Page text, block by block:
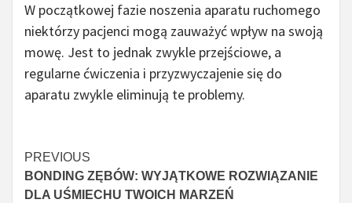
W początkowej fazie noszenia aparatu ruchomego
niektórzy pacjenci mogą zauważyć wpływ na swoją
mowę. Jest to jednak zwykle przejściowe, a
regularne ćwiczenia i przyzwyczajenie się do
aparatu zwykle eliminują te problemy.
Czytaj
więcej
PREVIOUS
BONDING ZĘBÓW: WYJĄTKOWE ROZWIĄZANIE
DLA UŚMIECHU TWOICH MARZEŃ